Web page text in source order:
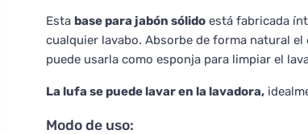
Esta base para jabón sólido está fabricada
cualquier lavabo. Absorbe de forma natural
puede usarla como esponja para limpiar el
La lufa se puede lavar en la lavadora,
Modo de uso: